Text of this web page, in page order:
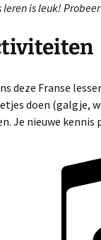
leren is leuk!
deze Franse
doen (galgje,
Je nieuwe kennis